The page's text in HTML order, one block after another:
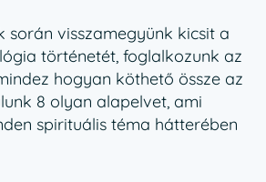
során visszamegyünk kicsit a
történetét, foglalkozunk az
hogyan köthető össze az
8 olyan alapelvet, ami
spirituális téma hátterében